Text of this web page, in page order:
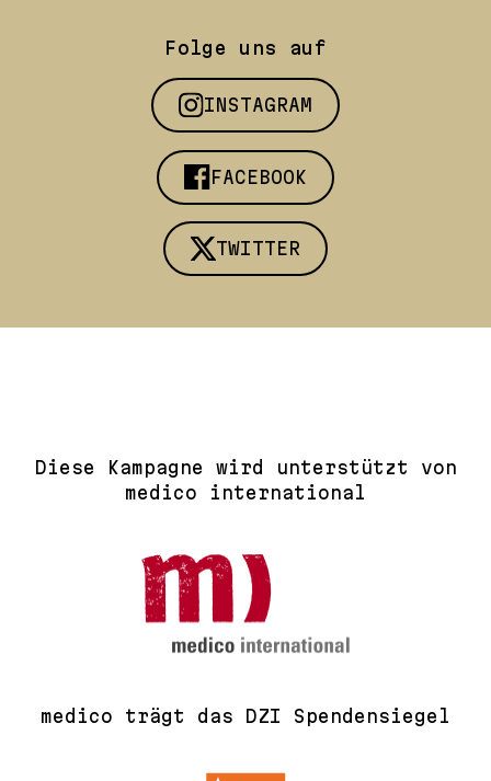
Folge uns auf
INSTAGRAM
FACEBOOK
TWITTER
Diese Kampagne wird unterstützt von
medico international
medico trägt das DZI Spendensiegel